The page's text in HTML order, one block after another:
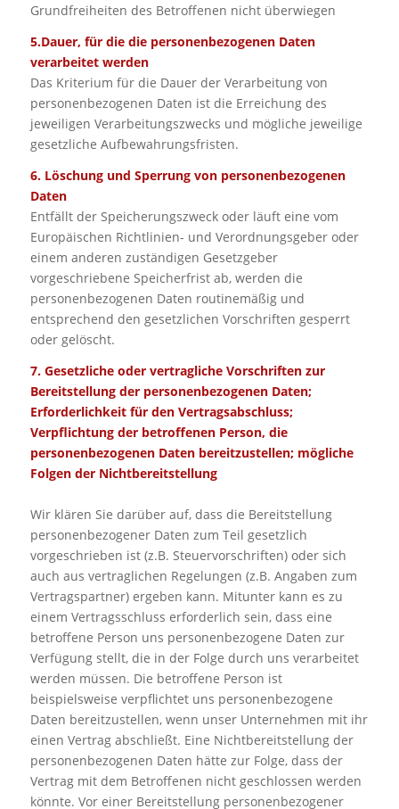
Grundfreiheiten des Betroffenen nicht überwiegen
5.Dauer, für die die personenbezogenen Daten
verarbeitet werden
Das Kriterium für die Dauer der Verarbeitung von
personenbezogenen Daten ist die Erreichung des
jeweiligen Verarbeitungszwecks und mögliche jeweilige
gesetzliche Aufbewahrungsfristen.
6. Löschung und Sperrung von personenbezogenen
Daten
Entfällt der Speicherungszweck oder läuft eine vom
Europäischen Richtlinien- und Verordnungsgeber oder
einem anderen zuständigen Gesetzgeber
vorgeschriebene Speicherfrist ab, werden die
personenbezogenen Daten routinemäßig und
entsprechend den gesetzlichen Vorschriften gesperrt
oder gelöscht.
7. Gesetzliche oder vertragliche Vorschriften zur
Bereitstellung der personenbezogenen Daten;
Erforderlichkeit für den Vertragsabschluss;
Verpflichtung der betroffenen Person, die
personenbezogenen Daten bereitzustellen; mögliche
Folgen der Nichtbereitstellung
Wir klären Sie darüber auf, dass die Bereitstellung
personenbezogener Daten zum Teil gesetzlich
vorgeschrieben ist (z.B. Steuervorschriften) oder sich
auch aus vertraglichen Regelungen (z.B. Angaben zum
Vertragspartner) ergeben kann. Mitunter kann es zu
einem Vertragsschluss erforderlich sein, dass eine
betroffene Person uns personenbezogene Daten zur
Verfügung stellt, die in der Folge durch uns verarbeitet
werden müssen. Die betroffene Person ist
beispielsweise verpflichtet uns personenbezogene
Daten bereitzustellen, wenn unser Unternehmen mit ihr
einen Vertrag abschließt. Eine Nichtbereitstellung der
personenbezogenen Daten hätte zur Folge, dass der
Vertrag mit dem Betroffenen nicht geschlossen werden
könnte. Vor einer Bereitstellung personenbezogener